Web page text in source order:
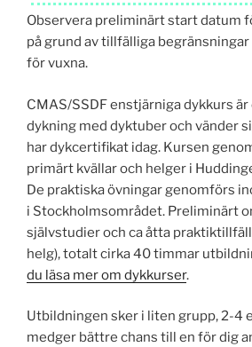
Observera preliminärt start datum
på grund av tillfälliga
för vuxna.
CMAS/SSDF enstjärniga dykkurs
dykning med dyktuber och vänder
har dykcertifikat idag. Kursen
primärt kvällar och helger i
De praktiska övningar genomförs
i Stockholms­området. Preliminärt
självstudier och ca åtta
helg), totalt cirka 40 timmar
du läsa mer om dykkurser.
Utbildningen sker i liten grupp, 2-4
medger bättre chans till en för dig